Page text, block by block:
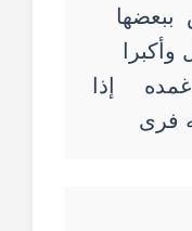
ببعضها
إذا
فرى